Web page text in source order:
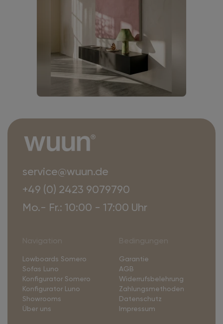
service@wuun.de
+49 (0) 2423 9079790
Mo.- Fr.: 10:00 - 17:00 Uhr
Lowboards Somero
Sofas Luno
Konfigurator Somero
Konfigurator Luno
Showrooms
Über uns
Garantie
AGB
Widerrufsbelehrung
Zahlungsmethoden
Datenschutz
Impressum